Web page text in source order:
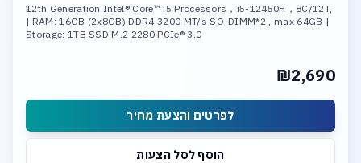
12th Generation Intel® Core™ i5 Processors，i5-12450H，8C/12T,
| RAM: 16GB (2x8GB) DDR4 3200 MT/s SO-DIMM*2 , max 64GB |
Storage: 1TB SSD M.2 2280 PCIe® 3.0
₪2,690
לפרטים והצעת מחיר
הוסף לסל הצעות